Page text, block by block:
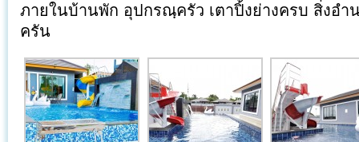
ภายในบ้านพัก อุปกรณฺครัว เตาปิ้งย่างครบ สิ่งอำ
ครัน